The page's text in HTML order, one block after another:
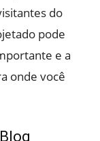
do
pode
e a
onde você